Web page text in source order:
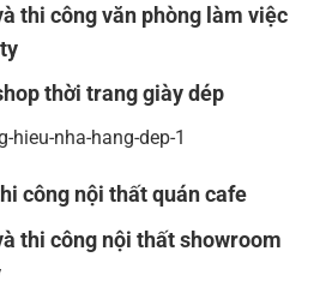
thi công văn phòng làm việc
thời trang giày dép
công nội thất quán cafe
thi công nội thất showroom